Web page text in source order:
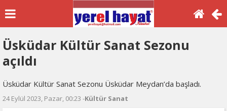
Üsküdar Kültür Sanat Sezonu
açıldı
Üsküdar Kültür Sanat Sezonu Üsküdar Meydan’da başladı.
24 Eylül 2023, Pazar, 00:23 -Kültür Sanat